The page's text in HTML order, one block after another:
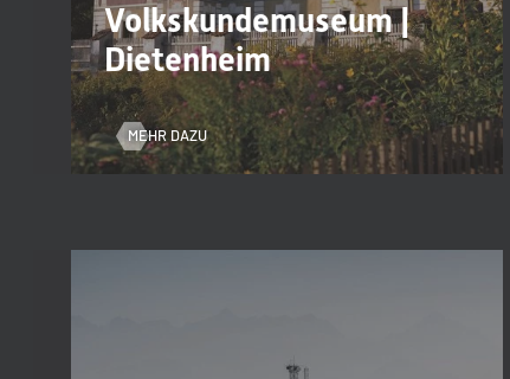
Volkskundemuseum |
Dietenheim
MEHR DAZU